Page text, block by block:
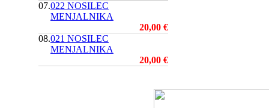
07.022 NOSILEC
MENJALNIKA
20,00 €
08.021 NOSILEC
MENJALNIKA
20,00 €